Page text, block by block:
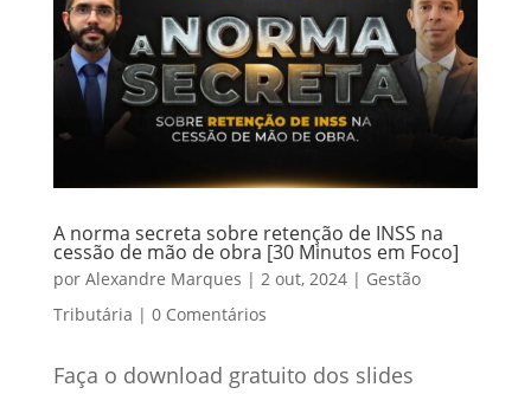
A norma secreta sobre retenção de INSS na
cessão de mão de obra [30 Minutos em Foco]
por Alexandre Marques | 2 out, 2024| Gestão
Tributária | 0 Comentários
Faça o download gratuito dos slides